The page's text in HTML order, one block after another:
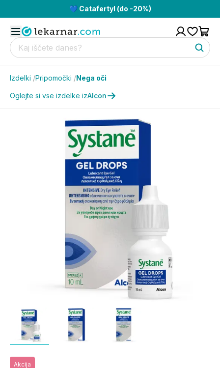
💙 Catafertyl (do -20%)
Izdelki /Pripomočki /Nega oči
Oglejte si vse izdelke izAlcon
Akcija